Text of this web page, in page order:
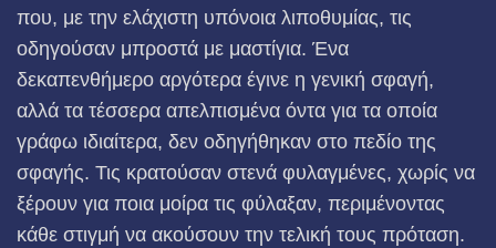
που, με την ελάχιστη υπόνοια λιποθυμίας, τις
οδηγούσαν μπροστά με μαστίγια. Ένα
δεκαπενθήμερο αργότερα έγινε η γενική σφαγή,
αλλά τα τέσσερα απελπισμένα όντα για τα οποία
γράφω ιδιαίτερα, δεν οδηγήθηκαν στο πεδίο της
σφαγής. Τις κρατούσαν στενά φυλαγμένες, χωρίς να
ξέρουν για ποια μοίρα τις φύλαξαν, περιμένοντας
κάθε στιγμή να ακούσουν την τελική τους πρόταση.